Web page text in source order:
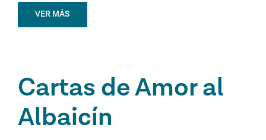
VER MÁS
Cartas de Amor al
Albaicín